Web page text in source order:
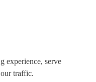
experience, serve
traffic.